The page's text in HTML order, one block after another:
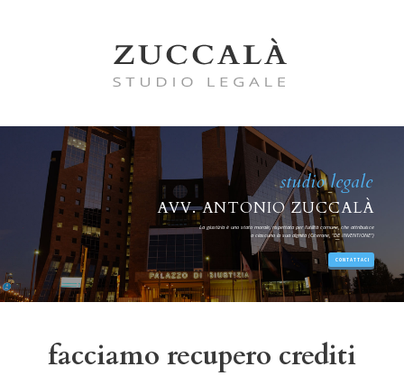
studio legale
AVV. ANTONIO ZUCCALÀ
La giustizia è uno stato morale, rispettata per l'utilità comune, che attribuisce
a ciascuno la sua dignità (Cicerone, "DE INVENTIONE")
CONTATTACI
facciamo recupero crediti